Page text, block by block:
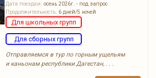
Дата поездки: осень 2026г. - под запрос
Продолжительность: 6 дней/5 ночей
Для школьных групп
Для сборных групп
Отправляемся в тур по горным ущельям
и каньонам республики Дагестан, . . .